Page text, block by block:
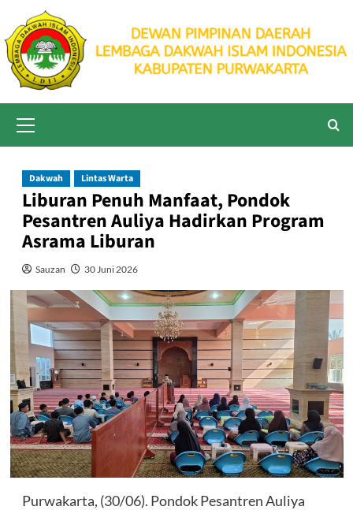
content
Menu
Dakwah Lintas Warta
Liburan Penuh Manfaat, Pondok
Pesantren Auliya Hadirkan Program
Asrama Liburan
Sauzan 30 Juni 2026
Purwakarta, (30/06). Pondok Pesantren Auliya